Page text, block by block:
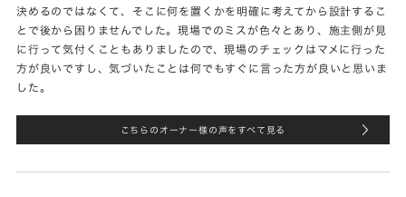
決めるのではなくて、そこに何を置くかを明確に考えてから設計するこ
とで後から困りませんでした。現場でのミスが色々とあり、施主側が見
に行って気付くこともありましたので、現場のチェックはマメに行った
方が良いですし、気づいたことは何でもすぐに言った方が良いと思いま
した。
こちらのオーナー様の声をすべて見る